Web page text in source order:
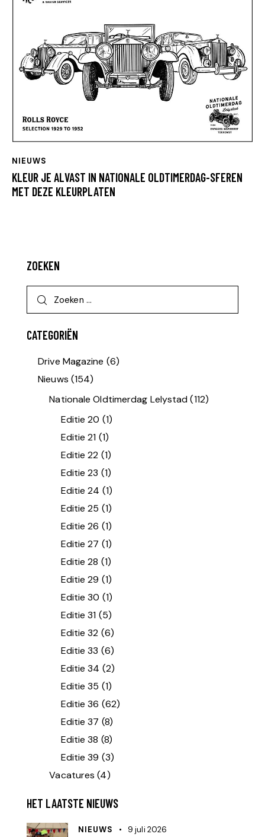
NIEUWS
KLEUR JE ALVAST IN NATIONALE OLDTIMERDAG-SFEREN
MET DEZE KLEURPLATEN
ZOEKEN
CATEGORIËN
Drive Magazine (6)
Nieuws (154)
Nationale Oldtimerdag Lelystad(112)
Editie 20 (1)
Editie 21 (1)
Editie 22 (1)
Editie 23 (1)
Editie 24 (1)
Editie 25 (1)
Editie 26 (1)
Editie 27 (1)
Editie 28 (1)
Editie 29 (1)
Editie 30 (1)
Editie 31 (5)
Editie 32 (6)
Editie 33 (6)
Editie 34 (2)
Editie 35 (1)
Editie 36 (62)
Editie 37 (8)
Editie 38 (8)
Editie 39 (3)
Vacatures (4)
HET LAATSTE NIEUWS
NIEUWS 9 juli 2026